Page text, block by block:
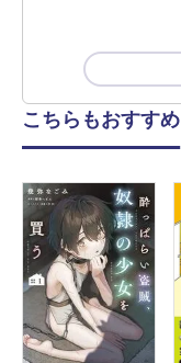
こちらもおすすめ